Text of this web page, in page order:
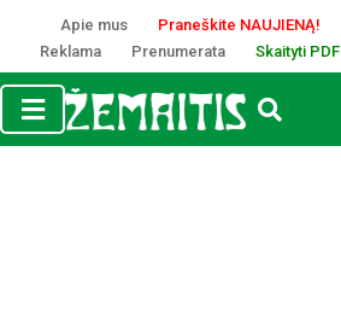
Apie mus
Praneškite NAUJIENĄ!
Reklama
Prenumerata Skaityti PDF